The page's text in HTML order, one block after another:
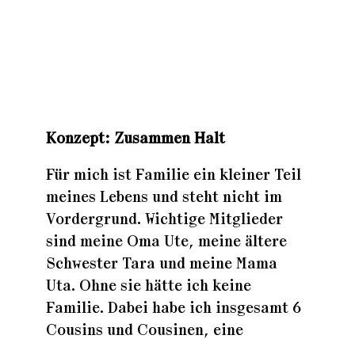
Konzept: Zusammen Halt
Für mich ist Familie ein kleiner Teil
meines Lebens und steht nicht im
Vordergrund. Wichtige Mitglieder
sind meine Oma Ute, meine ältere
Schwester Tara und meine Mama
Uta. Ohne sie hätte ich keine
Familie. Dabei habe ich insgesamt 6
Cousins und Cousinen, eine